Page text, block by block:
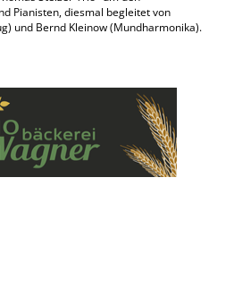
Pianisten, diesmal begleitet von
und Bernd Kleinow (Mundharmonika).